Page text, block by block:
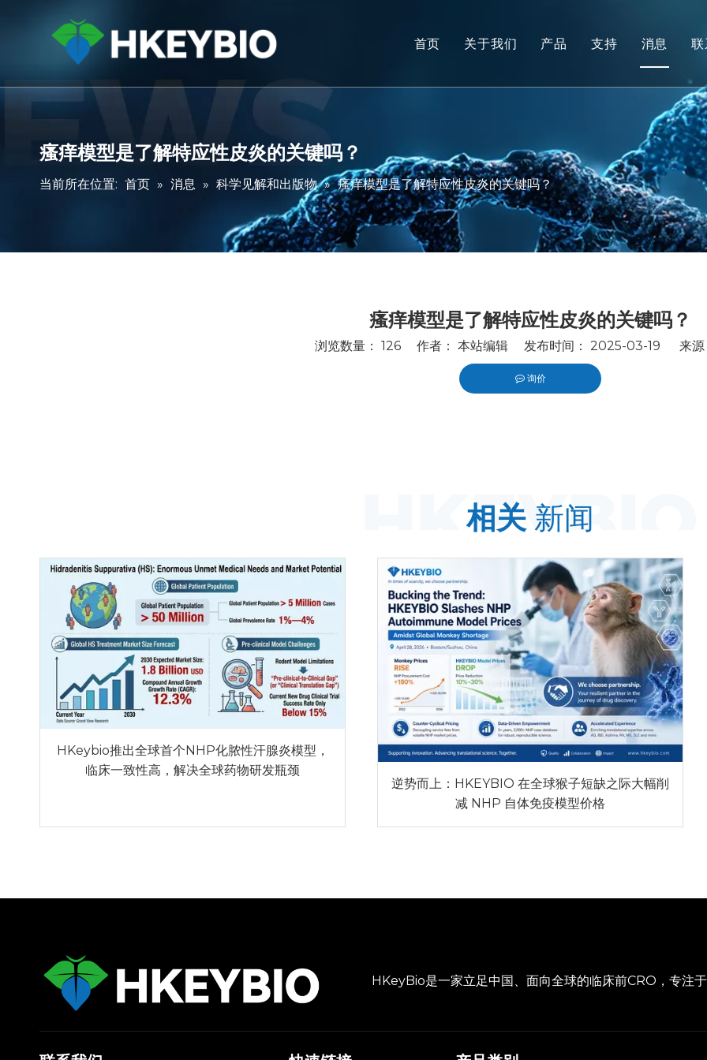
首页 关于我们 产品
人体组织和离体模型
综合疗效评价
转化医学和生物标志物
IND 提交支持
支持
常问问题
客户评价
消息
瘙痒模型是了解特应性皮炎的关键吗？
当前所在位置: 首页 » 消息 » 科学见解和出版物 » 瘙痒模型是了解特应性皮炎的关键吗？
瘙痒模型是了解特应性皮炎的关键吗？
浏览数量： 126 作者： 本站编辑 发布时间： 2025-03-19 来源
询价
相关 新闻
HKeybio推出全球首个NHP化脓性汗腺炎模型，
临床一致性高，解决全球药物研发瓶颈
逆势而上：HKEYBIO 在全球猴子短缺之际大幅削
减 NHP 自体免疫模型价格
HKeyBio是一家立足中国、面向全球的临床前CRO，专注于